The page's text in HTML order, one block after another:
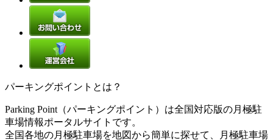
パーキングポイントとは？
Parking Point（パーキングポイント）は全国対応版の月極駐
車場情報ポータルサイトです。
全国各地の月極駐車場を地図から簡単に探せて、月極駐車場